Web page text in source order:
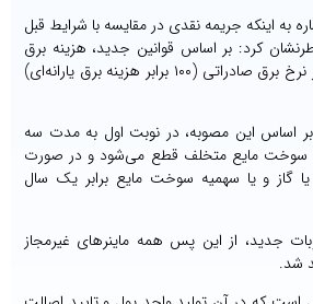
به اینکه جریمه نقدی در مقایسه با شرایط قبل
کرد: بر اساس قوانین جدید، هزینه برق
مصرفی به‌اندازه چهار برابر نرخ برق صادراتی (۱۰۰ برابر هزینه برق یارانه‌ای)
اساس این مصوبه، در نوبت اول به مدت سه
سوخت مایع متخلف قطع می‌شود و در صورت
گاز و یا سهمیه سوخت مایع برابر یک سال
جدید، از این پس همه ماینرهای غیرمجاز
شد.